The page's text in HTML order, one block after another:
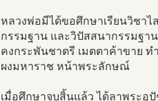
หลวงพ่อมีได้ขอศึกษาเรียนวิชา
กรรมฐาน และวิปัสสนากรรมฐา
คงกระพันชาตรี เมตตาค้าขาย
ผงมหาราช หน้าพระลักษณ์
เมื่อศึกษาจบสิ้นแล้ว ได้ลาพระ